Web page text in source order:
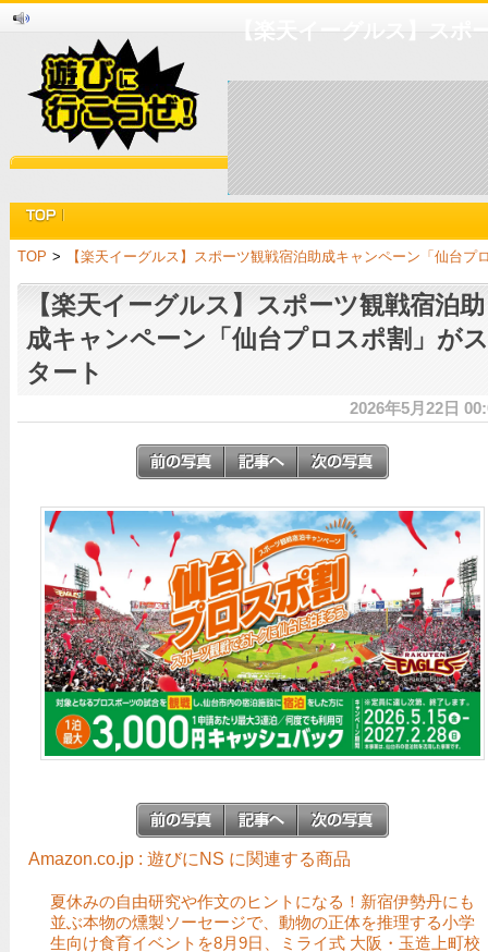
【楽天イーグルス】ス
TOP > 【楽天イーグルス】スポーツ観戦宿泊助成キャンペーン「仙台プ
【楽天イーグルス】スポーツ観戦宿泊助
成キャンペーン「仙台プロスポ割」がス
タート
2026年5月22日
Amazon.co.jp : 遊びにNS に関連する商品
夏休みの自由研究や作文のヒントになる！新宿伊勢丹にも
並ぶ本物の燻製ソーセージで、動物の正体を推理する小学
生向け食育イベントを8月9日、ミライ式 大阪・玉造上町校